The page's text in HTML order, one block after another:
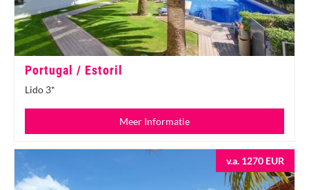
Portugal / Estoril
Lido 3*
Meer Informatie
v.a. 1270 EUR